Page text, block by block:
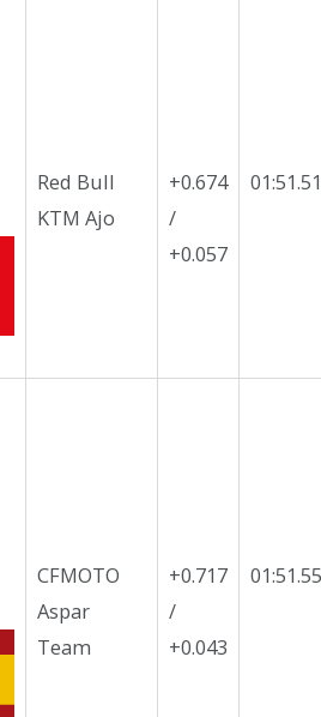
Red Bull
KTM Ajo
+0.674
/
+0.057
CFMOTO
Aspar
Team
+0.717
/
+0.043